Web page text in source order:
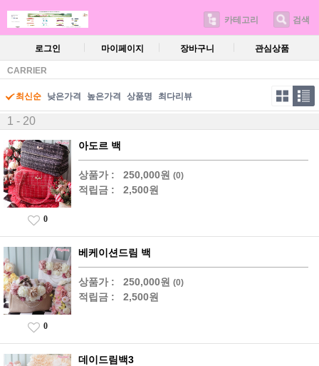
카테고리 검색
로그인 마이페이지 장바구니 관심상품
CARRIER
최신순 낮은가격 높은가격 상품명 최다리뷰
1 - 20
아도르 백
상품가 : 250,000원 (0)
적립금 : 2,500원
0
베케이션드림 백
상품가 : 250,000원 (0)
적립금 : 2,500원
0
데이드림백3